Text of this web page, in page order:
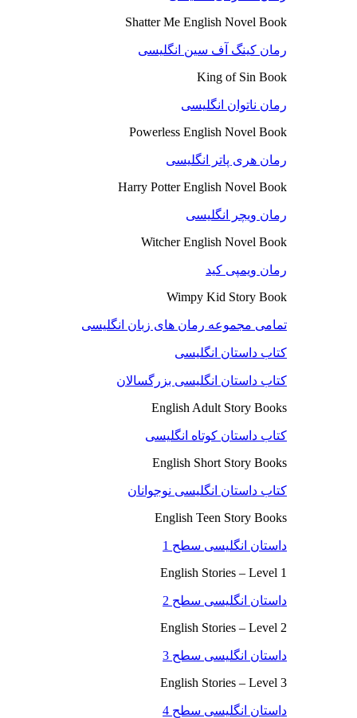
Shatter Me English Novel Book
رمان کینگ آف سین انگلیسی
King of Sin Book
رمان ناتوان انگلیسی
Powerless English Novel Book
رمان هری پاتر انگلیسی
Harry Potter English Novel Book
رمان ویچر انگلیسی
Witcher English Novel Book
رمان ویمپی کید
Wimpy Kid Story Book
تمامی مجموعه رمان های زبان انگلیسی
کتاب داستان انگلیسی
کتاب داستان انگلیسی بزرگسالان
English Adult Story Books
کتاب داستان کوتاه انگلیسی
English Short Story Books
کتاب داستان انگلیسی نوجوانان
English Teen Story Books
داستان انگلیسی سطح 1
English Stories – Level 1
داستان انگلیسی سطح 2
English Stories – Level 2
داستان انگلیسی سطح 3
English Stories – Level 3
داستان انگلیسی سطح 4